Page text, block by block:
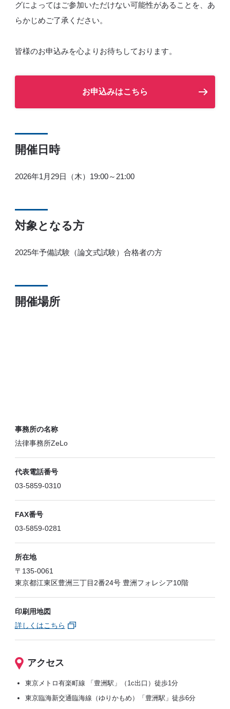
グによってはご参加いただけない可能性があることを、あ
らかじめご了承ください。
皆様のお申込みを心よりお待ちしております。
お申込みはこちら
開催日時
2026年1月29日（木）19:00～21:00
対象となる方
2025年予備試験（論文式試験）合格者の方
開催場所
事務所の名称
法律事務所ZeLo
代表電話番号
03-5859-0310
FAX番号
03-5859-0281
所在地
〒135-0061
東京都江東区豊洲三丁目2番24号 豊洲フォレシア10階
印刷用地図
詳しくはこちら
アクセス
東京メトロ有楽町線 「豊洲駅」（1c出口）徒歩1分
東京臨海新交通臨海線（ゆりかもめ）「豊洲駅」徒歩6分